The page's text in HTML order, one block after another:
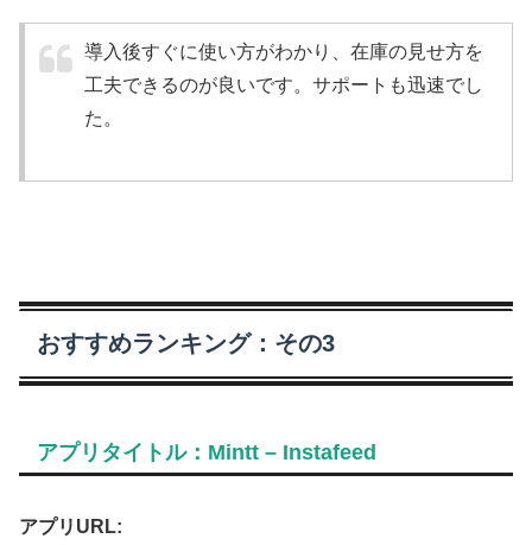
導入後すぐに使い方がわかり、在庫の見せ方を
工夫できるのが良いです。サポートも迅速でし
た。
おすすめランキング：その3
アプリタイトル：Mintt – Instafeed
アプリURL: